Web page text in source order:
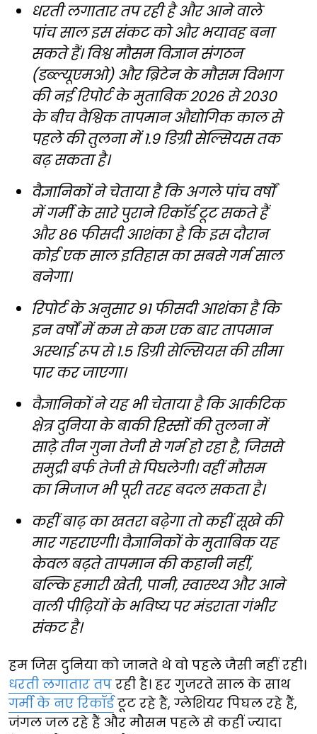
धरती लगातार तप रही है और आने वाले
पांच साल इस संकट को और भयावह बना
सकते हैं। विश्व मौसम विज्ञान संगठन
(डब्ल्यूएमओ) और ब्रिटेन के मौसम विभाग
की नई रिपोर्ट के मुताबिक 2026 से 2030
के बीच वैश्विक तापमान औद्योगिक काल से
पहले की तुलना में 1.9 डिग्री सेल्सियस तक
बढ़ सकता है।
वैज्ञानिकों ने चेताया है कि अगले पांच वर्षों
में गर्मी के सारे पुराने रिकॉर्ड टूट सकते हैं
और 86 फीसदी आशंका है कि इस दौरान
कोई एक साल इतिहास का सबसे गर्म साल
बनेगा।
रिपोर्ट के अनुसार 91 फीसदी आशंका है कि
इन वर्षों में कम से कम एक बार तापमान
अस्थाई रूप से 1.5 डिग्री सेल्सियस की सीमा
पार कर जाएगा।
वैज्ञानिकों ने यह भी चेताया है कि आर्कटिक
क्षेत्र दुनिया के बाकी हिस्सों की तुलना में
साढ़े तीन गुना तेजी से गर्म हो रहा है, जिससे
समुद्री बर्फ तेजी से पिघलेगी। वहीं मौसम
का मिजाज भी पूरी तरह बदल सकता है।
कहीं बाढ़ का खतरा बढ़ेगा तो कहीं सूखे की
मार गहराएगी। वैज्ञानिकों के मुताबिक यह
केवल बढ़ते तापमान की कहानी नहीं,
बल्कि हमारी खेती, पानी, स्वास्थ्य और आने
वाली पीढ़ियों के भविष्य पर मंडराता गंभीर
संकट है।
हम जिस दुनिया को जानते थे वो पहले जैसी नहीं रही।
धरती लगातार तप रही है। हर गुजरते साल के साथ
गर्मी के नए रिकॉर्डटूट रहे हैं, ग्लेशियर पिघल रहे हैं,
जंगल जल रहे हैं और मौसम पहले से कहीं ज्यादा